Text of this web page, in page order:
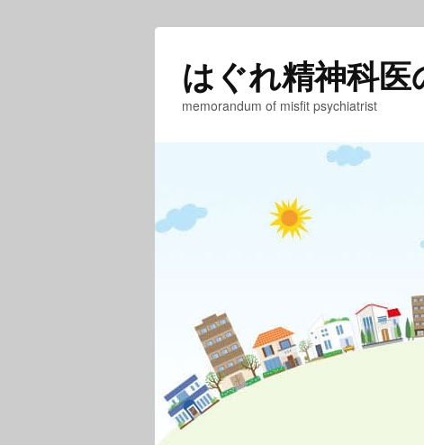
はぐれ精神科医
memorandum of misfit psychiatrist